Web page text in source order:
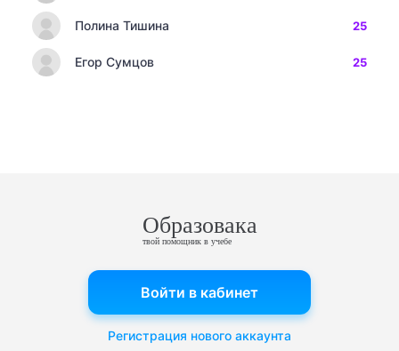
Полина Тишина 25
Егор Сумцов 25
Образовака
твой помощник в учебе
Войти в кабинет
Регистрация нового аккаунта